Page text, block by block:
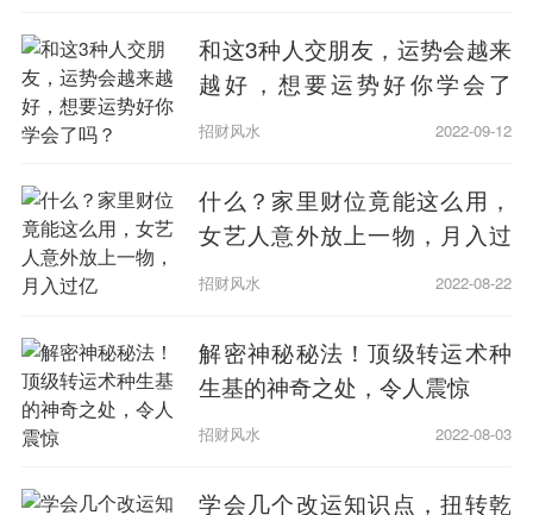
和这3种人交朋友，运势会越来
越好，想要运势好你学会了
吗？
招财风水 2022-09-12
什么？家里财位竟能这么用，
女艺人意外放上一物，月入过
亿
招财风水 2022-08-22
解密神秘秘法！顶级转运术种
生基的神奇之处，令人震惊
招财风水 2022-08-03
学会几个改运知识点，扭转乾